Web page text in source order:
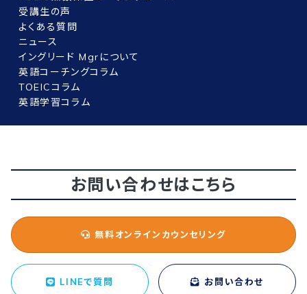
受講生の声
よくある質問
ニュース
イングリード Mgrについて
英語コーチングコラム
TOEICコラム
英語学習コラム
お問い合わせはこちら
無料オンラインカウンセリング
LINEで質問 お問い合わせ